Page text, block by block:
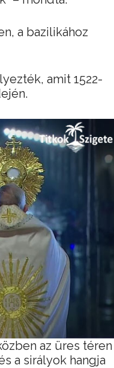
a bazilikához
amit 1522-
az üres téren
a sirályok hangja